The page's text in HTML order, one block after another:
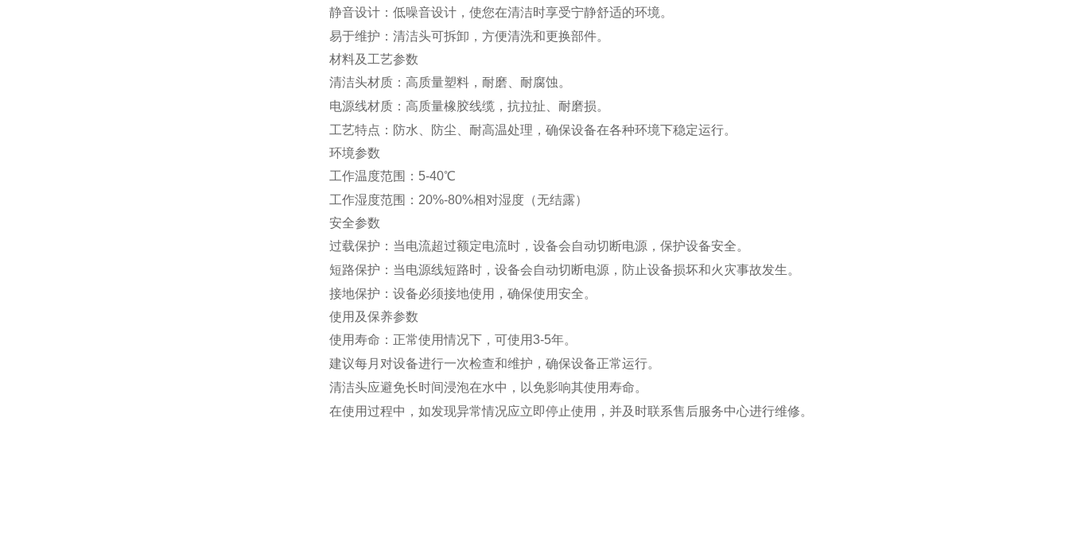
静音设计：低噪音设计，使您在清洁时享受宁静舒适的环境。
易于维护：清洁头可拆卸，方便清洗和更换部件。
材料及工艺参数
清洁头材质：高质量塑料，耐磨、耐腐蚀。
电源线材质：高质量橡胶线缆，抗拉扯、耐磨损。
工艺特点：防水、防尘、耐高温处理，确保设备在各种环境下稳定运行。
环境参数
工作温度范围：5-40℃
工作湿度范围：20%-80%相对湿度（无结露）
安全参数
过载保护：当电流超过额定电流时，设备会自动切断电源，保护设备安全。
短路保护：当电源线短路时，设备会自动切断电源，防止设备损坏和火灾事故发生。
接地保护：设备必须接地使用，确保使用安全。
使用及保养参数
使用寿命：正常使用情况下，可使用3-5年。
建议每月对设备进行一次检查和维护，确保设备正常运行。
清洁头应避免长时间浸泡在水中，以免影响其使用寿命。
在使用过程中，如发现异常情况应立即停止使用，并及时联系售后服务中心进行维修。